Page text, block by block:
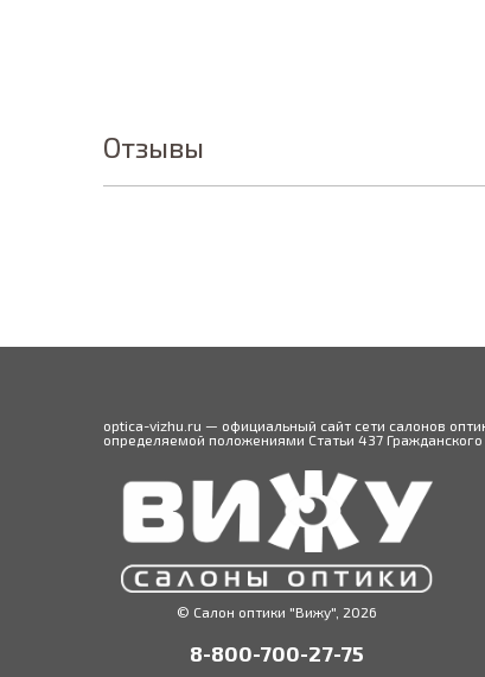
Отзывы
optica-vizhu.ru — официальный сайт сети салонов
определяемой положениями Статьи 437
© Салон оптики "Вижу", 2026
8-800-700-27-75